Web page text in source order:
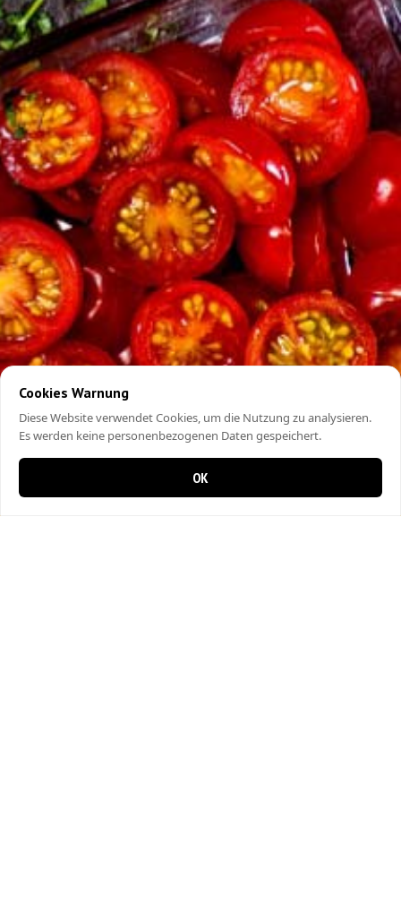
Cookies Warnung
Diese Website verwendet Cookies, um die Nutzung zu analysieren.
Es werden keine personenbezogenen Daten gespeichert.
OK